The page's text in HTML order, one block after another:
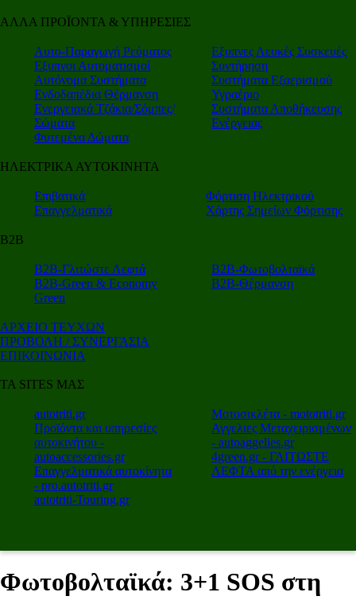
ΑΛΛΑ ΠΡΟΪΟΝΤΑ & ΥΠΗΡΕΣΙΕΣ
Αυτο-Παραγωγή Ρεύματος
Εξυπνοι Αυτοματισμοί
Αυτόνομα Συστήματα
Ενδοδαπέδια Θέρμανση
Ενεργειακά Τζάκια/Σόμπες/
Σώματα
Φυτεμένα Δώματα
Εξυπνες Λευκές Συσκευές
Συντήρηση
Συστήματα Εξαερισμού
Υγραέριο
Συστήματα Αποθήκευσης
Ενέργειας
ΗΛΕΚΤΡΙΚΑ ΑΥΤΟΚΙΝΗΤΑ
Επιβατικά
Επαγγελματικά
Φόρτιση Ηλεκτρικού
Χάρτης Σημείων Φόρτισης
Β2Β
Β2Β-Γλιτώστε Λεφτά
Β2Β-Green & Economy
Green
Β2Β-Φωτοβολταϊκά
Β2Β-Θέρμανση
ΑΡΧΕΙΟ ΤΕΥΧΩΝ
ΠΡΟΒΟΛΗ / ΣΥΝΕΡΓΑΣΙΑ
ΕΠΙΚΟΙΝΩΝΙΑ
ΤΑ SITES ΜΑΣ
autotriti.gr
Προϊόντα και υπηρεσίες
αυτοκινήτου -
autoaccessories.gr
Επαγγελματικά αυτοκίνητα
- pro.autotriti.gr
autotriti-Touring.gr
Μοτοσικλέτα - mototriti.gr
Αγγελιες Μεταχειρισμένων
- autoaggelies.gr
4green.gr - ΓΛΙΤΩΣΤΕ
ΛΕΦΤΑ από την ενέργεια
Φωτοβολταϊκά: 3+1 SOS στη